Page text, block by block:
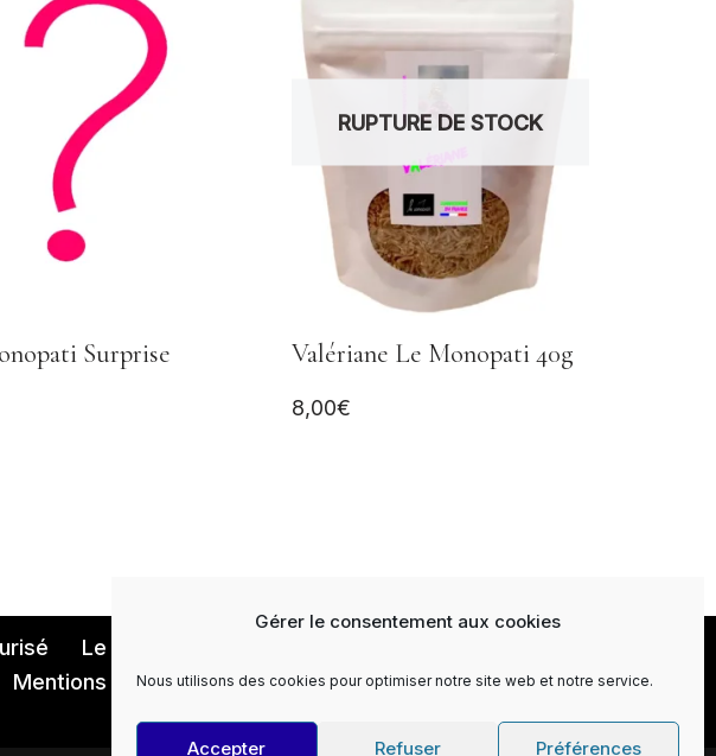
Gérer le consentement aux cookies
Nous utilisons des cookies pour optimiser notre site web et notre service.
Accepter Refuser Préférences
Surprise
RUPTURE DE STOCK
Valériane Le Monopati 40g
8,00€
Le Monopati Newsletter
Mentions légales
Conditions générales de vente